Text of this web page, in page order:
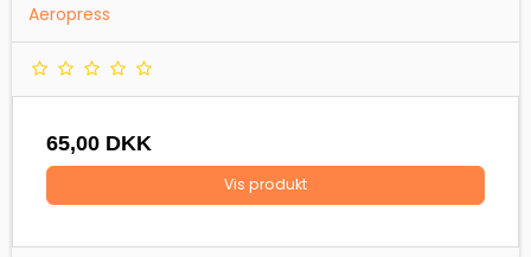
Aeropress
65,00 DKK
Vis produkt